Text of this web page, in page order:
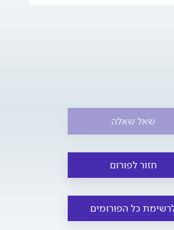
שאל שאלה
חזור לפורום
כל הפורומים